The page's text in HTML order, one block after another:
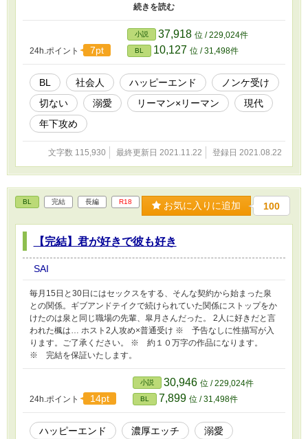
イドストーリー 7話 順次投稿していきます。 ※サイドストーリー
はリバカップルの話になります。 ※性描写が入る部分には☆をつ
けてあります。 10/18 サイドストーリー２ 亨の場合の投稿を開
始しました。全５話の予定です。
24h.ポイント
7pt
小説 37,918 位 / 229,024件
BL 10,127 位 / 31,498件
BL 社会人 ハッピーエンド
ノンケ受け
切ない
溺愛 リーマン×リーマン
現代
年下攻め
文字数 115,930 最終更新日 2021.11.22 登録日 2021.08.22
BL 完結 長編 R18 お気に入りに追加 100
【完結】君が好きで彼も好き
SAI
毎月15日と30日にはセックスをする、そんな契約から始まった泉
との関係。ギブアンドテイクで続けられていた関係にストップをか
けたのは泉と同じ職場の先輩、皐月さんだった。 2人に好きだと言
われた楓は… ホスト2人攻め×普通受け ※ 予告なしに性描写が入
ります。ご了承ください。 ※ 約１０万字の作品になります。
※ 完結を保証いたします。
24h.ポイント 14pt
小説 30,946 位 / 229,024件
BL 7,899 位 / 31,498件
ハッピーエンド 濃厚エッチ
溺愛